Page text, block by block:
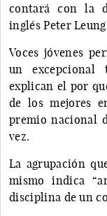
contará con la
inglés Peter
Voces jóvenes
un
explican el por
de los mejores
premio nacional
vez.
La agrupación
mismo indica
disciplina de un